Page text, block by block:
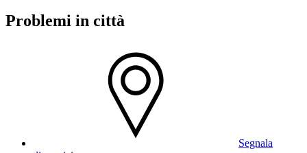
Problemi in città
Segnala